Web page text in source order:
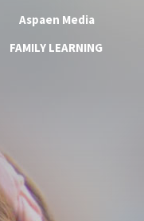
Aspaen Media
FAMILY LEARNING